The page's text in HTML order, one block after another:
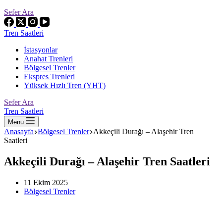
Sefer Ara
Tren Saatleri
İstasyonlar
Anahat Trenleri
Bölgesel Trenler
Ekspres Trenleri
Yüksek Hızlı Tren (YHT)
Sefer Ara
Tren Saatleri
Menu
Anasayfa Bölgesel Trenler Akkeçili Durağı – Alaşehir Tren
Saatleri
Akkeçili Durağı – Alaşehir Tren Saatleri
11 Ekim 2025
Bölgesel Trenler